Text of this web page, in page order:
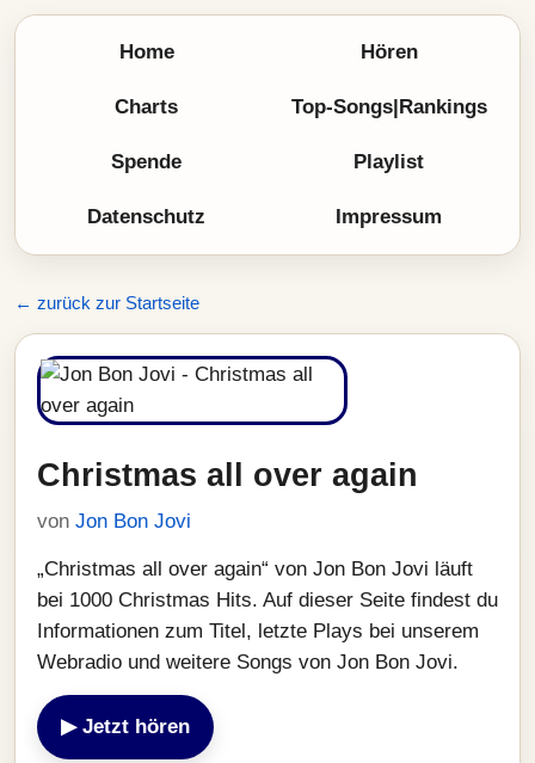
Home Hören
Charts Top-Songs|Rankings
Spende Playlist
Datenschutz Impressum
← zurück zur Startseite
Christmas all over again
von Jon Bon Jovi
„Christmas all over again“ von Jon Bon Jovi läuft
bei 1000 Christmas Hits. Auf dieser Seite findest du
Informationen zum Titel, letzte Plays bei unserem
Webradio und weitere Songs von Jon Bon Jovi.
▶ Jetzt hören